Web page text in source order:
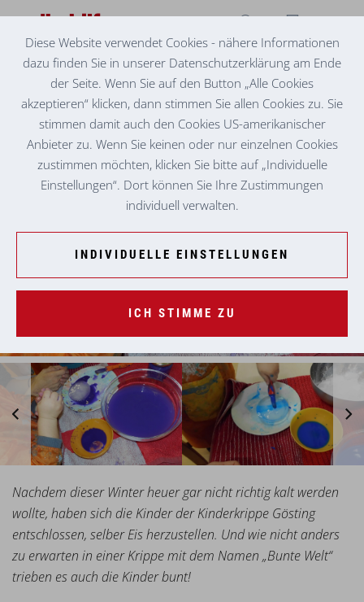
KINDERKRIPPE GÖSTING "BUNTE WELT"
NATURWISSENSCHAFTLICHES
EXPERIMENTIEREN
Nachdem dieser Winter heuer gar nicht richtig kalt werden
wollte, haben sich die Kinder der Kinderkrippe Gösting
entschlossen, selber Eis herzustellen. Und wie nicht anders
zu erwarten in einer Krippe mit dem Namen „Bunte Welt“
trieben es auch die Kinder bunt!
Diese Website verwendet Cookies - nähere Informationen
dazu finden Sie in unserer Datenschutzerklärung am Ende
der Seite. Wenn Sie auf den Button „Alle Cookies
akzeptieren“ klicken, dann stimmen Sie allen Cookies zu. Sie
stimmen damit auch den Cookies US-amerikanischer
Anbieter zu. Wenn Sie keinen oder nur einzelnen Cookies
zustimmen möchten, klicken Sie bitte auf „Individuelle
Einstellungen“. Dort können Sie Ihre Zustimmungen
individuell verwalten.
INDIVIDUELLE EINSTELLUNGEN
ICH STIMME ZU